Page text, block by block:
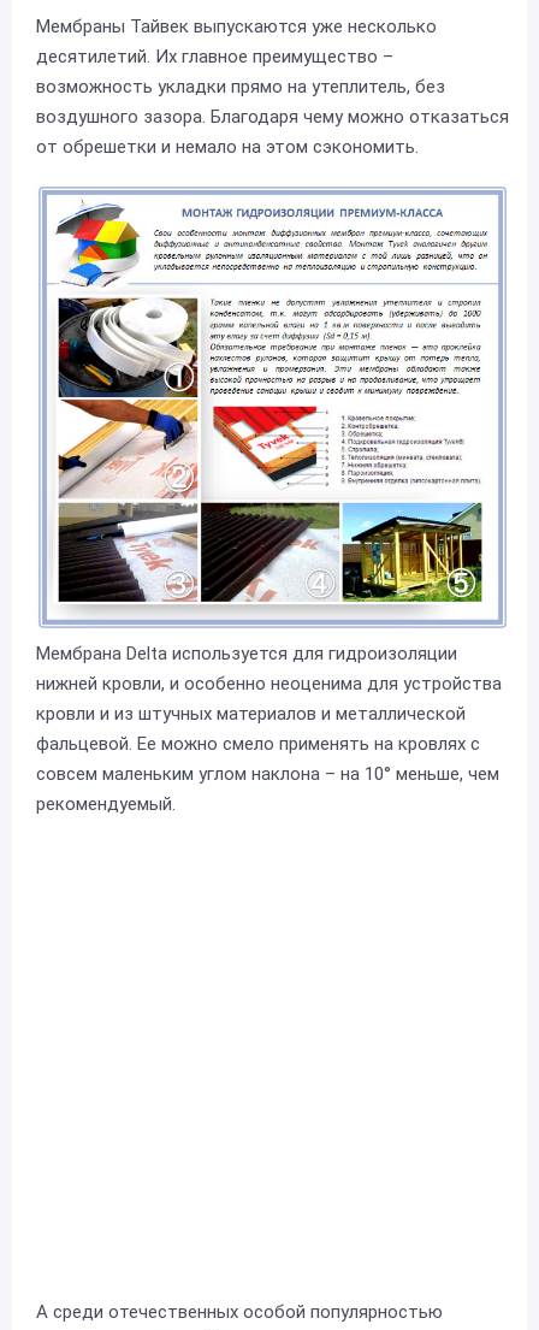
Мембраны Тайвек выпускаются уже несколько
десятилетий. Их главное преимущество –
возможность укладки прямо на утеплитель, без
воздушного зазора. Благодаря чему можно отказаться
от обрешетки и немало на этом сэкономить.
Мембрана Delta используется для гидроизоляции
нижней кровли, и особенно неоценима для устройства
кровли и из штучных материалов и металлической
фальцевой. Ее можно смело применять на кровлях с
совсем маленьким углом наклона – на 10° меньше, чем
рекомендуемый.
А среди отечественных особой популярностью